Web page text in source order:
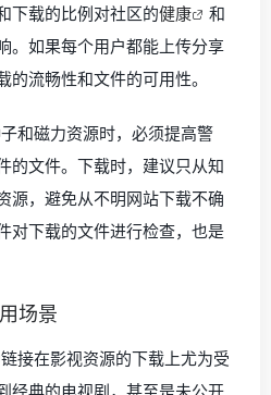
下载的比例对社区的健康
和
。如果每个用户都能上传分享
的流畅性和文件的可用性。
和磁力资源时，必须提高警
的文件。下载时，建议只从知
源，避免从不明网站下载不确
对下载的文件进行检查，也是
场景
接在影视资源的下载上尤为受
经典的电视剧，甚至是未公开